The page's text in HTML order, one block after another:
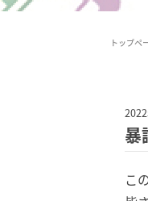
トップペ
暴
こ